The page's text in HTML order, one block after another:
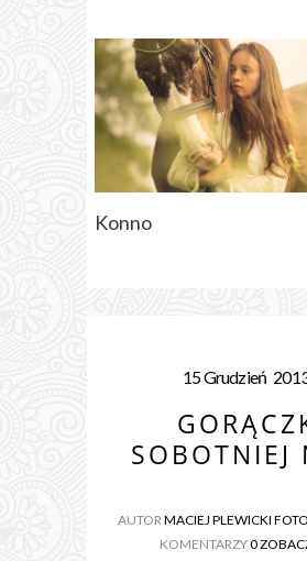
Konno
15Grudzień
SOBOTNIEJ
AUTORMACIEJ PLEWICKI
KOMENTARZY0